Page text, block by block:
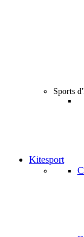
Sports
Kitesport